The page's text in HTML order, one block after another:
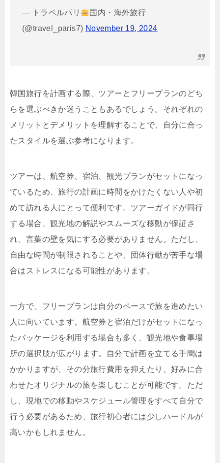
— トラベルパリ
国内・海外旅行
(@travel_paris7) November 19, 2024
韓国旅行を計画する際、ツアーとフリープランのどち
らを選ぶべきか迷うこともあるでしょう。それぞれの
メリットとデメリットを理解することで、自分に合っ
たスタイルを選ぶ参考になります。
ツアーは、航空券、宿泊、観光プランがセットになっ
ているため、旅行の計画に時間をかけたくない人や初
めて訪れる人にとって便利です。ツアーガイドが同行
する場合、観光地の解説やスムーズな移動が保証さ
れ、言葉の壁を気にする必要がありません。ただし、
自由な時間が制限されることや、団体行動が苦手な場
合はストレスになる可能性があります。
一方で、フリープランは自分のペースで旅を進めたい
人に向いています。航空券と宿泊だけがセットになっ
たパッケージを利用する場合も多く、観光地や食事場
所の選択肢が広がります。自分で計画を立てる手間は
かかりますが、その分旅行費用を抑えたり、好みに合
わせたオリジナルの旅を楽しむことが可能です。ただ
し、現地での移動やスケジュール管理をすべて自分で
行う必要があるため、旅行初心者には少しハードルが
高いかもしれません。